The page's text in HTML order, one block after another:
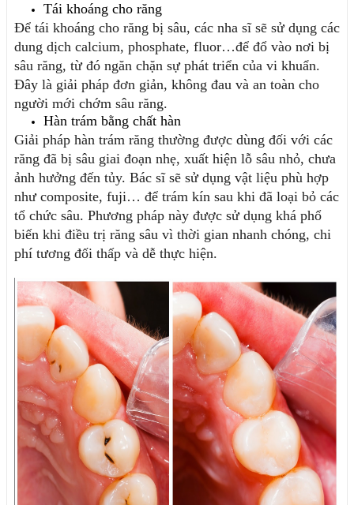
Tái khoáng cho răng
Để tái khoáng cho răng bị sâu, các nha sĩ sẽ sử dụng các
dung dịch calcium, phosphate, fluor…để đổ vào nơi bị
sâu răng, từ đó ngăn chặn sự phát triển của vi khuẩn.
Đây là giải pháp đơn giản, không đau và an toàn cho
người mới chớm sâu răng.
Hàn trám bằng chất hàn
Giải pháp hàn trám răng thường được dùng đối với các
răng đã bị sâu giai đoạn nhẹ, xuất hiện lỗ sâu nhỏ, chưa
ảnh hưởng đến tủy. Bác sĩ sẽ sử dụng vật liệu phù hợp
như composite, fuji… để trám kín sau khi đã loại bỏ các
tổ chức sâu. Phương pháp này được sử dụng khá phổ
biến khi điều trị răng sâu vì thời gian nhanh chóng, chi
phí tương đối thấp và dễ thực hiện.